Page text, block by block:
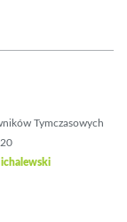
Tymczasowych